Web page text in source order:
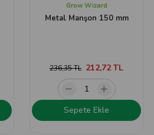
Grow Wizard
Metal Manşon 150 mm
212,72 TL
236,35 TL
Sepete Ekle